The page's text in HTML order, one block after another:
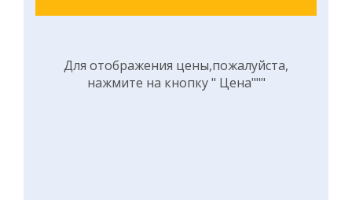
Для отображения цены,пожалуйста,
нажмите на кнопку " Цена"""